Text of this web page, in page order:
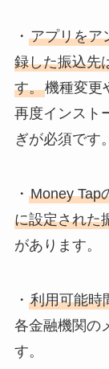
・ アプリをア
録した振込先
す。機種変更
再度インスト
ぎが必須です。
・ Money Tap
に設定された
があります。
・ 利用可能時
各金融機関の
す。